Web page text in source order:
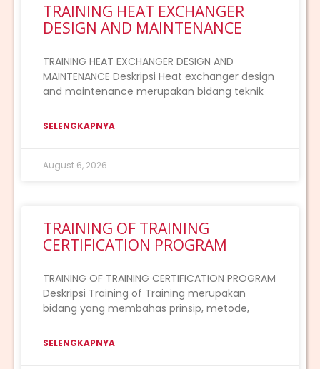
TRAINING HEAT EXCHANGER
DESIGN AND MAINTENANCE
TRAINING HEAT EXCHANGER DESIGN AND
MAINTENANCE Deskripsi Heat exchanger design
and maintenance merupakan bidang teknik
SELENGKAPNYA
August 6, 2026
TRAINING OF TRAINING
CERTIFICATION PROGRAM
TRAINING OF TRAINING CERTIFICATION PROGRAM
Deskripsi Training of Training merupakan
bidang yang membahas prinsip, metode,
SELENGKAPNYA